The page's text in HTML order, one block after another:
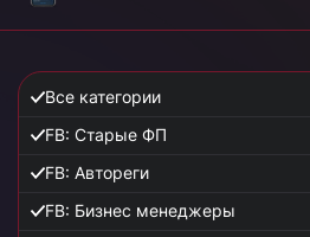
Все категории
FB: Старые ФП
FB: Автореги
FB: Бизнес менеджеры